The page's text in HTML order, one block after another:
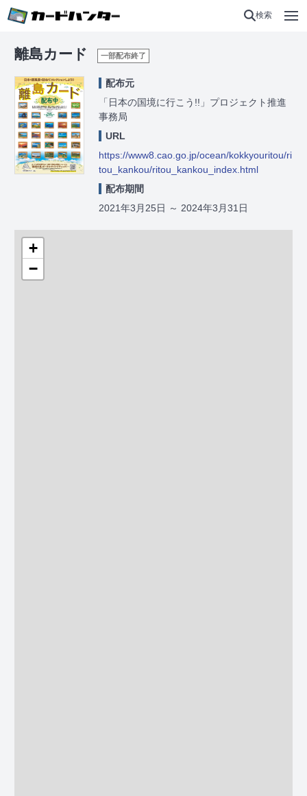
検索
離島カード 一部配布終了
配布元
「日本の国境に行こう!!」プロジェクト推進
事務局
URL
https://www8.cao.go.jp/ocean/kokkyouritou/ri
tou_kankou/ritou_kankou_index.html
配布期間
2021年3月25日 ～ 2024年3月31日
+
−